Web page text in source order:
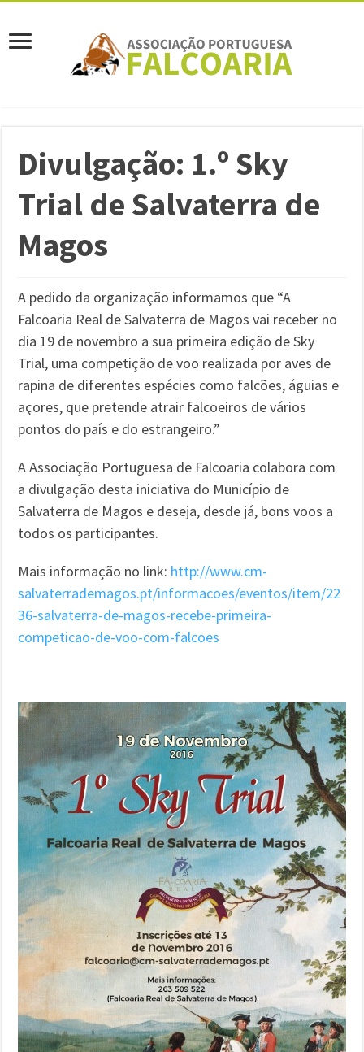
Divulgação: 1.º Sky
Trial de Salvaterra de
Magos
A pedido da organização informamos que “A
Falcoaria Real de Salvaterra de Magos vai receber no
dia 19 de novembro a sua primeira edição de Sky
Trial, uma competição de voo realizada por aves de
rapina de diferentes espécies como falcões, águias e
açores, que pretende atrair falcoeiros de vários
pontos do país e do estrangeiro.”
A Associação Portuguesa de Falcoaria colabora com
a divulgação desta iniciativa do Município de
Salvaterra de Magos e deseja, desde já, bons voos a
todos os participantes.
Mais informação no link: http://www.cm-
salvaterrademagos.pt/informacoes/eventos/item/22
36-salvaterra-de-magos-recebe-primeira-
competicao-de-voo-com-falcoes